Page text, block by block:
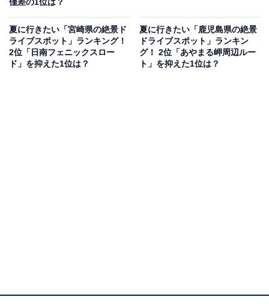
トだから」（30代女性／愛知県）、「世界遺産に登録さ
みたい」（60代男性／兵庫県）、「山も見えて海もある
ので夏にぴったり」（30代女性／神奈川県）などのコメ
ントが寄せられていました。
1位：稲佐山スカイライン（長崎市夜景スポット）
夏に行きたい「宮崎県の絶景ド
ライブスポット」ランキング！
2位「日南フェニックスロー
ド」を抑えた1位は？
夏に行きたい「鹿児島県の絶景
ドライブスポット」ランキン
グ！ 2位「あやまる岬周辺ルー
ト」を抑えた1位は？